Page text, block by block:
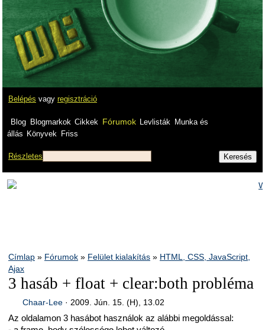
Belépés vagy regisztráció
Blog Blogmarkok Cikkek Fórumok Levlisták
Munka és
állás Könyvek Friss
Részletes
Címlap » Fórumok » Felület kialakítás » HTML, CSS, JavaScript,
Ajax
3 hasáb + float + clear:both probléma
Chaar-Lee· 2009. Jún. 15. (H), 13.02
Az oldalamon 3 hasábot használok az alábbi megoldással: